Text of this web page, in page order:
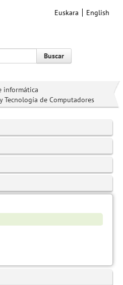
Euskara English
Buscar
informática
Tecnología de Computadores